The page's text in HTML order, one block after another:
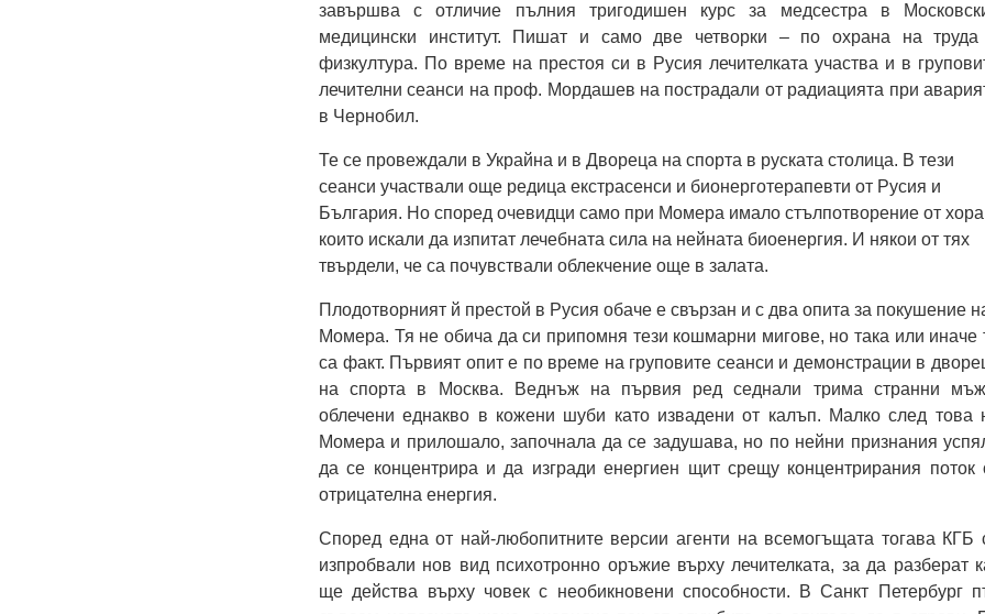
завършва с отличие пълния тригодишен курс за медсестра в
медицински институт. Пишат и само две четворки – по охрана на
физкултура. По време на престоя си в Русия лечителката участва и в
лечителни сеанси на проф. Мордашев на пострадали от радиацията при
в Чернобил.
Те се провеждали в Украйна и в Двореца на спорта в руската столица. В тези
сеанси участвали още редица екстрасенси и бионерготерапевти от Русия и
България. Но според очевидци само при Момера имало стълпотворение от
които искали да изпитат лечебната сила на нейната биоенергия. И някои от тях
твърдели, че са почувствали облекчение още в залата.
Плодотворният й престой в Русия обаче е свързан и с два опита за покушение
Момера. Тя не обича да си припомня тези кошмарни мигове, но така или иначе
са факт. Първият опит е по време на груповите сеанси и демонстрации в
на спорта в Москва. Веднъж на първия ред седнали трима странни
облечени еднакво в кожени шуби като извадени от калъп. Малко след това
Момера и прилошало, започнала да се задушава, но по нейни признания
да се концентрира и да изгради енергиен щит срещу концентрирания поток
отрицателна енергия.
Според една от най-любопитните версии агенти на всемогъщата тогава КГБ
изпробвали нов вид психотронно оръжие върху лечителката, за да разберат
ще действа върху човек с необикновени способности. В Санкт Петербург